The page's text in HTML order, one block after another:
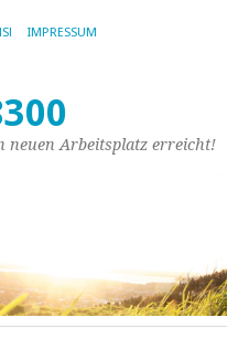
IMPRESSUM
neuen Arbeitsplatz erreicht!